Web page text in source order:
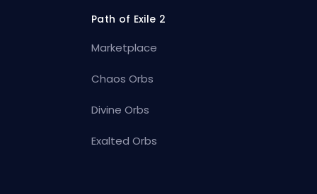
Path of Exile 2
Marketplace
Chaos Orbs
Divine Orbs
Exalted Orbs